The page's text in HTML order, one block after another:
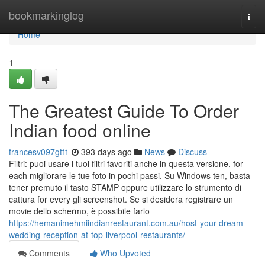
bookmarkinglog
Home
Home
1
The Greatest Guide To Order
Indian food online
francesv097gtf1 393 days ago News
Discuss
Filtri: puoi usare i tuoi filtri favoriti anche in questa versione, for
each migliorare le tue foto in pochi passi. Su Windows ten, basta
tener premuto il tasto STAMP oppure utilizzare lo strumento di
cattura for every gli screenshot. Se si desidera registrare un
movie dello schermo, è possibile farlo
https://hemanimehmiindianrestaurant.com.au/host-your-dream-
wedding-reception-at-top-liverpool-restaurants/
Comments
Who Upvoted